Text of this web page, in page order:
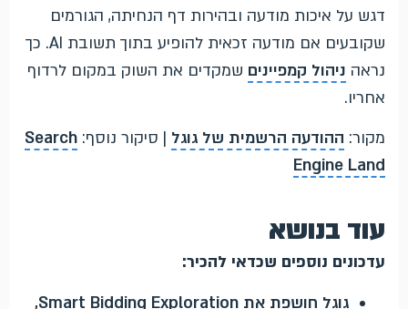
דגש על איכות מודעה ובהירות דף הנחיתה, הגורמים
שקובעים אם מודעה זכאית להופיע בתוך תשובת AI. כך
נראה ניהול קמפיינים שמקדים את השוק במקום לרדוף
אחריו.
מקור: ההודעה הרשמית של גוגל | סיקור נוסף: Search
Engine Land
עוד בנושא
עדכונים נוספים שכדאי להכיר:
גוגל חושפת את Smart Bidding Exploration,